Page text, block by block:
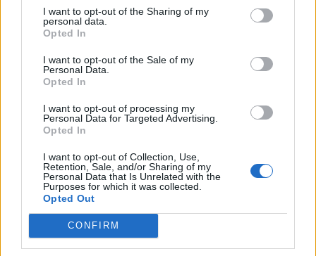
I want to opt-out of the Sharing of my
personal data.
Opted In
I want to opt-out of the Sale of my
Personal Data.
Opted In
I want to opt-out of processing my
Personal Data for Targeted Advertising.
Opted In
I want to opt-out of Collection, Use,
Retention, Sale, and/or Sharing of my
Personal Data that Is Unrelated with the
Purposes for which it was collected.
Opted Out
CONFIRM
A keresett cikk a portfolio.hu hírarchívumához
tartozik, melynek olvasása előfizetéses
Az előfizetés a következőket tartalmazza:
Kötéslisták: BÉT elmúlt 2 év napon belüli
kötéslistái
Előfizetés
MÁR ELŐFIZETŐNK VAGY?BEJELENTKEZÉS